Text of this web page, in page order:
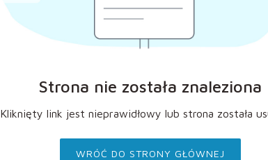
Strona nie została znaleziona
Kliknięty link jest nieprawidłowy lub strona została
WRÓĆ DO STRONY GŁÓWNEJ